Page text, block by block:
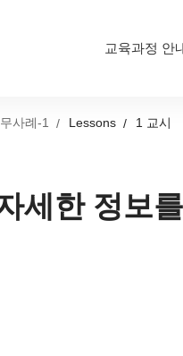
교육과정 안
사례-1 Lessons 1 교시
세한 정보